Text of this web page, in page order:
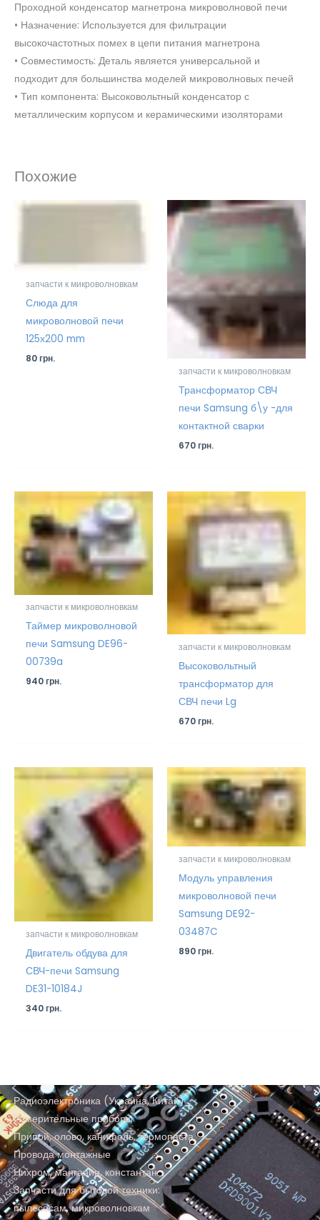
Проходной конденсатор магнетрона микроволновой печи
• Назначение: Используется для фильтрации
высокочастотных помех в цепи питания магнетрона
• Совместимость: Деталь является универсальной и
подходит для большинства моделей микроволновых печей
• Тип компонента: Высоковольтный конденсатор с
металлическим корпусом и керамическими изоляторами
Похожие
запчасти к микроволновкам
Слюда для
микроволновой печи
125х200 mm
80грн.
запчасти к микроволновкам
Трансформатор СВЧ
печи Samsung б\у -для
контактной сварки
670грн.
запчасти к микроволновкам
Таймер микроволновой
печи Samsung DE96-
00739a
940грн.
запчасти к микроволновкам
Высоковольтный
трансформатор для
СВЧ печи Lg
670грн.
запчасти к микроволновкам
Двигатель обдува для
СВЧ-печи Samsung
DE31-10184J
340грн.
запчасти к микроволновкам
Модуль управления
микроволновой печи
Samsung DE92-
03487C
890грн.
Радиоэлектроника (Украина, Китай)
Измерительные приборы
Припой, олово, канифоль, термопаста
Провода монтажные
Нихром, манганин, константан
Запчасти для бытовой техники:
пылесосам, микроволновкам